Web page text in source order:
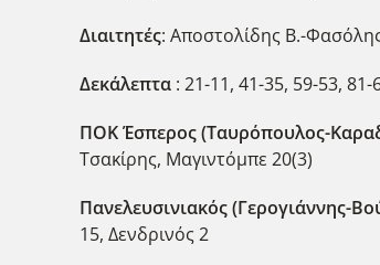
Διαιτητές: Αποστολίδης Β.-
Δεκάλεπτα : 21-11, 41-35, 59-53, 81-
ΠΟΚ Έσπερος (Ταυρόπουλος-
Τσακίρης, Μαγιντόμπε 20(3)
Πανελευσινιακός (Γερογιάννης-
15, Δενδρινός 2